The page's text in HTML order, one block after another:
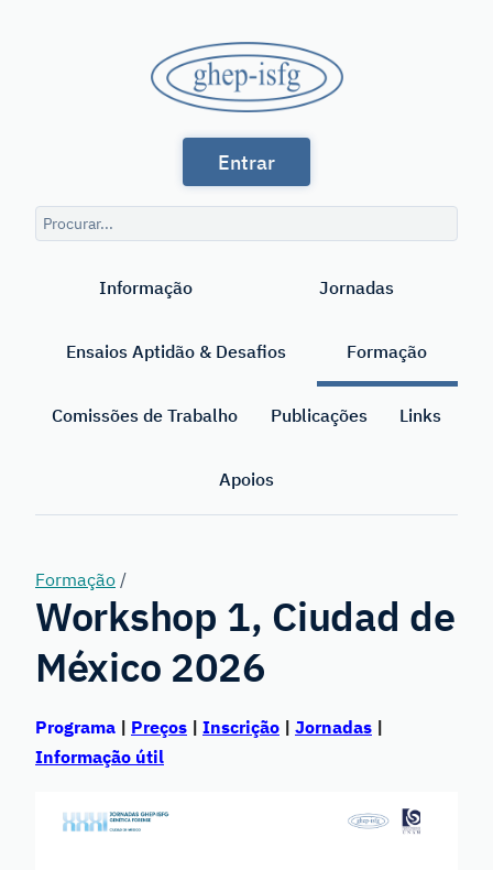
GHEP
-
ISFG
Línguas
Espanhola
Society
Genetics
Entrar
Consulta
de
Informação Jornadas
Ensaios Aptidão & Desafios Formação
Comissões de Trabalho Publicações Links
Apoios
Formação /
Workshop 1, Ciudad de
México 2026
Programa | Preços | Inscrição | Jornadas |
Informação útil